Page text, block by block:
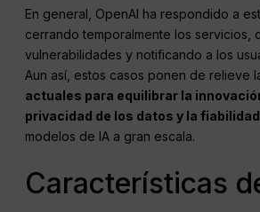
En general, OpenAI ha respondido a
cerrando temporalmente los servicios,
vulnerabilidades y notificando a los
Aun así, estos casos ponen de relieve
actuales para equilibrar la
privacidad de los datos y la
modelos de IA a gran escala.
Características